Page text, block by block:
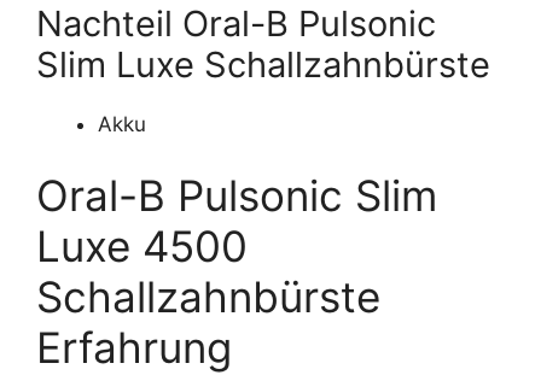
Nachteil Oral-B Pulsonic
Slim Luxe Schallzahnbürste
Akku
Oral-B Pulsonic Slim
Luxe 4500
Schallzahnbürste
Erfahrung